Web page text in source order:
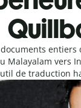
entiers
Malayalam vers
de traduction